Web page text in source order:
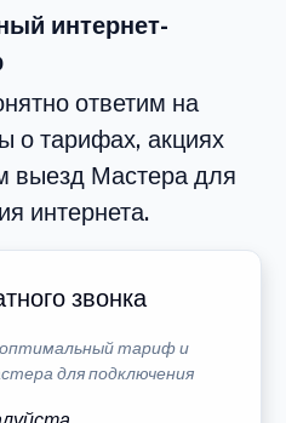
интернет-
ответим на
о тарифах, акциях
выезд Мастера для
интернета.
звонка
тариф и
для подключения